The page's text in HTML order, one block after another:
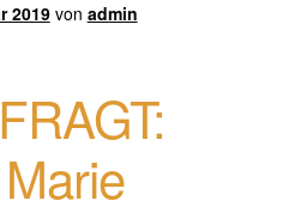
2019 von admin